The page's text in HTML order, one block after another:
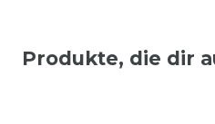
Produkte, die dir